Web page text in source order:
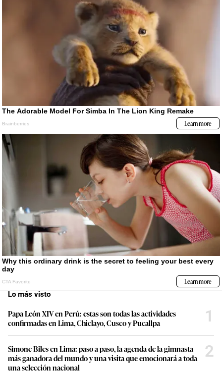
Lo más visto
Papa León XIV en Perú: estas son todas las actividades
confirmadas en Lima, Chiclayo, Cusco y Pucallpa
1
Simone Biles en Lima: paso a paso, la agenda de la gimnasta
más ganadora del mundo y una visita que emocionará a toda
una selección nacional
2